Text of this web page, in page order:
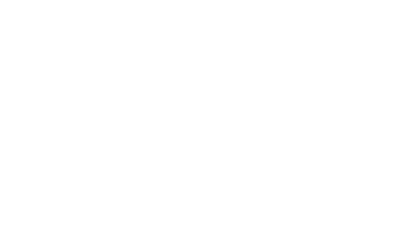
This product has multiple variants. The